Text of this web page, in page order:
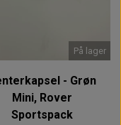
På lager
- Grøn
Mini, Rover
Sportspack